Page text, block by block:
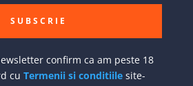
SUBSCRIE
confirm ca am peste 18
cu Termenii si conditiilesite-